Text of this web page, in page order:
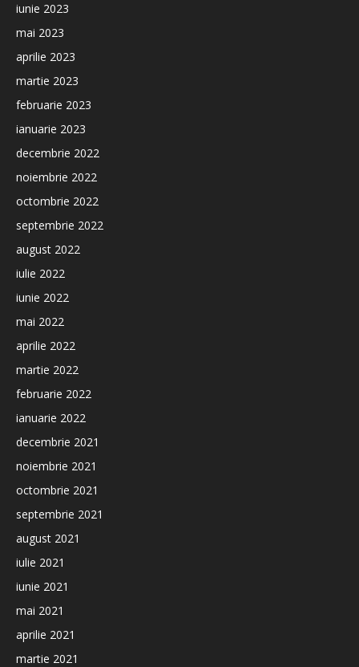
iunie 2023
mai 2023
aprilie 2023
martie 2023
februarie 2023
ianuarie 2023
decembrie 2022
noiembrie 2022
octombrie 2022
septembrie 2022
august 2022
iulie 2022
iunie 2022
mai 2022
aprilie 2022
martie 2022
februarie 2022
ianuarie 2022
decembrie 2021
noiembrie 2021
octombrie 2021
septembrie 2021
august 2021
iulie 2021
iunie 2021
mai 2021
aprilie 2021
martie 2021